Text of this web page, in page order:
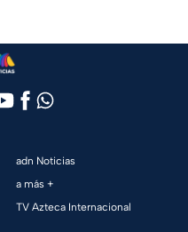
adn Noticias
a más +
TV Azteca Internacional